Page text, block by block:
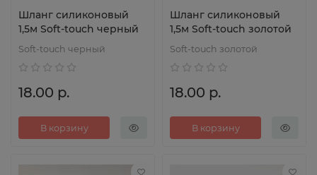
Шланг силиконовый
1,5м Soft-touch черный
Soft-touch черный
18.00 р.
В корзину
Шланг силиконовый
1,5м Soft-touch золотой
Soft-touch золотой
18.00 р.
В корзину